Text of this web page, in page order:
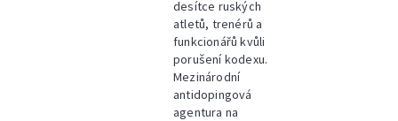
desítce ruských
atletů, trenérů a
funkcionářů kvůli
porušení kodexu.
Mezinárodní
antidopingová
agentura na